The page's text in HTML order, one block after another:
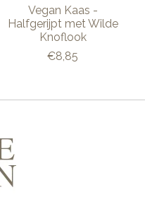
Vegan Kaas -
Halfgerijpt met Wilde
Knoflook
€8,85